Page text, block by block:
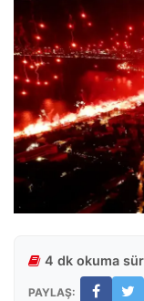
4 dk okuma
PAYLAŞ: